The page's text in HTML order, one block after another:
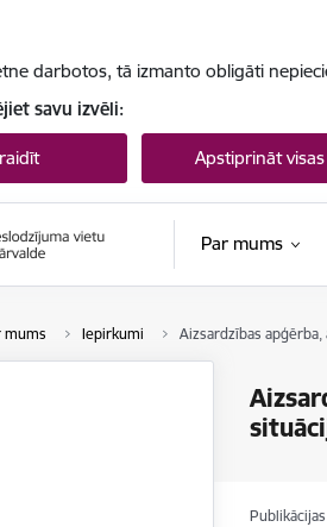
darbotos, tā izmanto obligāti
savu izvēli:
Apstiprināt visas
Par mums
mums Iepirkumi Aizsardzības